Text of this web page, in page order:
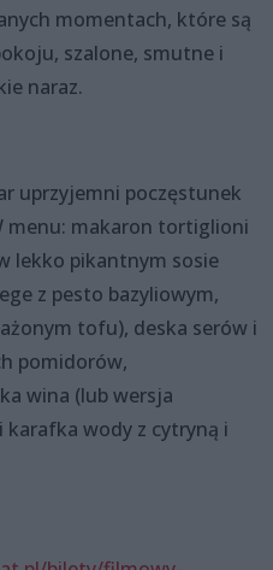
momentach, które są
szalone, smutne i
naraz.
uprzyjemni poczęstunek
menu: makaron tortiglioni
lekko pikantnym sosie
z pesto bazyliowym,
tofu), deska serów i
pomidorów,
wina (lub wersja
karafka wody z cytryną i